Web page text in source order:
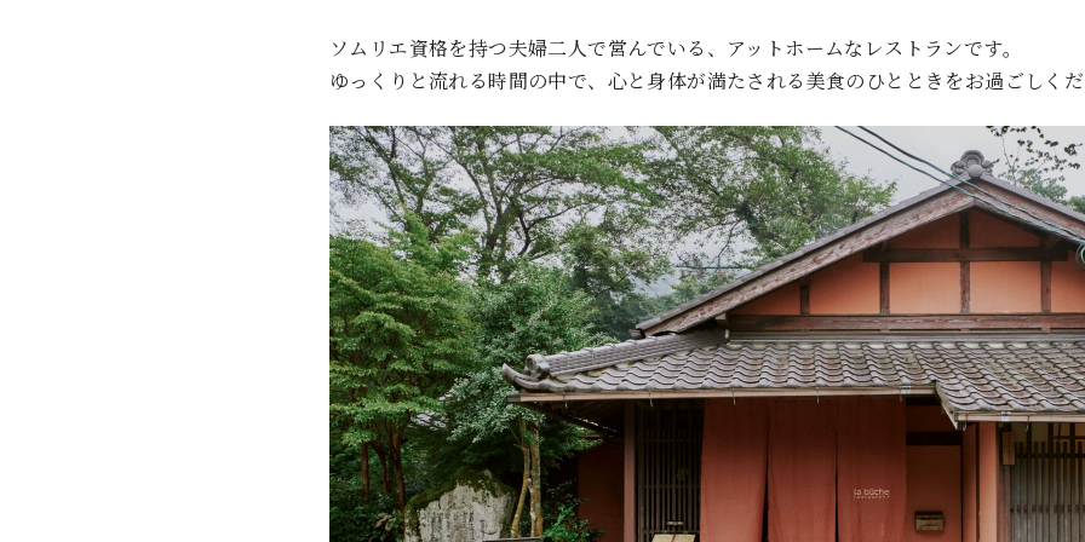
ソムリエ資格を持つ夫婦二人で営んでいる、アットホームなレストランです。
ゆっくりと流れる時間の中で、心と身体が満たされる美食のひとときをお過ごしく